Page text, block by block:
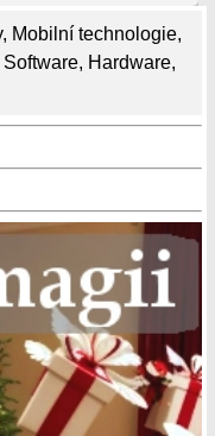
, Mobilní technologie,
Software, Hardware,